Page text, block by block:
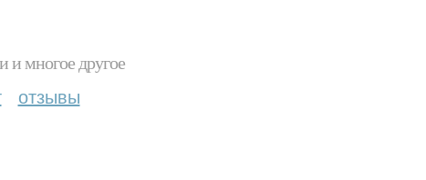
и многое другое
отзывы